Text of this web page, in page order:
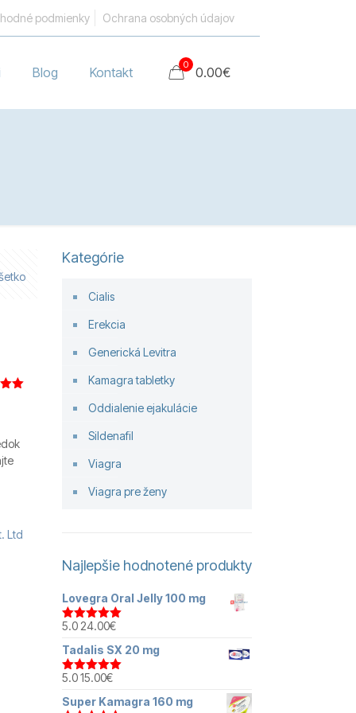
podmienky Ochrana osobných údajov
Blog Kontakt 0 0.00€
Ltd
Kategórie
Cialis
Erekcia
Generická Levitra
Kamagra tabletky
Oddialenie ejakulácie
Sildenafil
Viagra
Viagra pre ženy
Najlepšie hodnotené produkty
Lovegra Oral Jelly 100 mg
Hodnotenie
5.0 24.00€
Tadalis SX 20 mg
Hodnotenie
5.0 15.00€
Super Kamagra 160 mg